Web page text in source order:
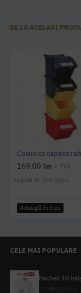
DE LA ACELASI
169,00 lei + TVA
204,49 lei TVA inclus
Adaugă în Coş
CELE MAI POPULARE